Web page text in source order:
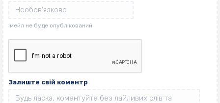
Залиште свій коментр